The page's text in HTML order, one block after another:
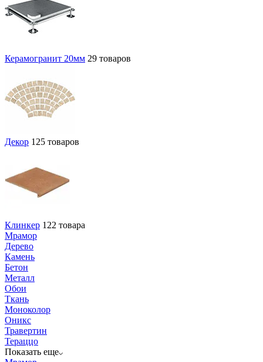
Керамогранит 20мм 29 товаров
Декор 125 товаров
Клинкер 122 товара
Мрамор
Дерево
Камень
Бетон
Металл
Обои
Ткань
Моноколор
Оникс
Травертин
Тераццо
Показать еще